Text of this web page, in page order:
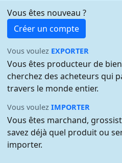
Vous êtes nouveau ?
Créer un compte
Vous voulez EXPORTER
Vous êtes producteur de
cherchez des acheteurs qui
travers le monde entier.
Vous voulezIMPORTER
Vous êtes marchand,
savez déjà quel produit ou
importer.